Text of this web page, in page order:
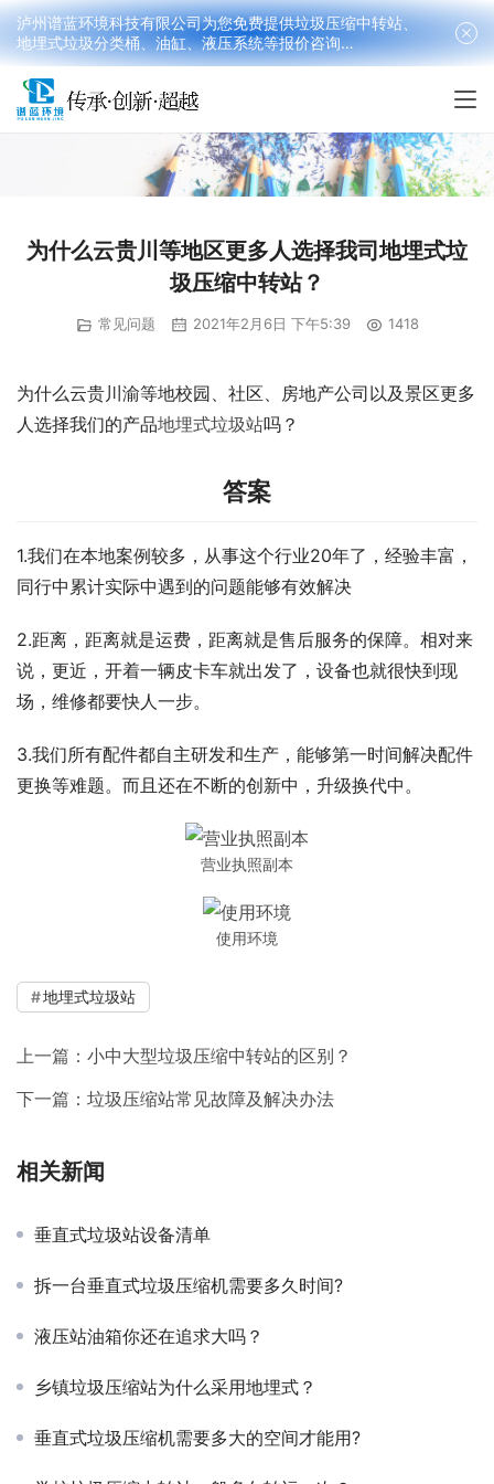
为什么云贵川等地区更多人选择我司地埋式垃
圾压缩中转站？
常见问题 2021年2月6日 下午5:39 1418
为什么云贵川渝等地校园、社区、房地产公司以及景区更多
人选择我们的产品地埋式垃圾站吗？
答案
1.我们在本地案例较多，从事这个行业20年了，经验丰富，
同行中累计实际中遇到的问题能够有效解决
2.距离，距离就是运费，距离就是售后服务的保障。相对来
说，更近，开着一辆皮卡车就出发了，设备也就很快到现
场，维修都要快人一步。
3.我们所有配件都自主研发和生产，能够第一时间解决配件
更换等难题。而且还在不断的创新中，升级换代中。
营业执照副本
使用环境
地埋式垃圾站
上一篇： 小中大型垃圾压缩中转站的区别？
下一篇： 垃圾压缩站常见故障及解决办法
相关新闻
垂直式垃圾站设备清单
拆一台垂直式垃圾压缩机需要多久时间?
液压站油箱你还在追求大吗？
乡镇垃圾压缩站为什么采用地埋式？
垂直式垃圾压缩机需要多大的空间才能用?
泸州谱蓝环境科技有限公司为您免费提供垃圾压缩中转站、
地埋式垃圾分类桶、油缸、液压系统等报价咨询
18090199016(韩先生）